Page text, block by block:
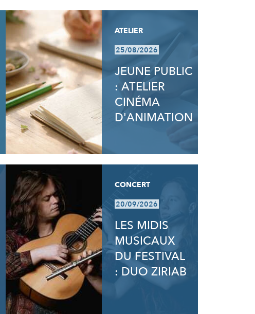
ATELIER
25/08/2026
JEUNE PUBLIC
: ATELIER
CINÉMA
D'ANIMATION
CONCERT
20/09/2026
LES MIDIS
MUSICAUX
DU FESTIVAL
: DUO ZIRIAB